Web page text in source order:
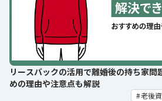
リースバックの活用で離婚後の持ち家問
めの理由や注意点も解説
老後